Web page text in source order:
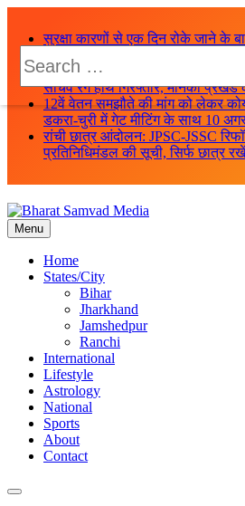
content
सुरक्षा कारणों से एक दिन रोके जाने के
1,800 से अधिक श्रद्धालुओं का नया
लातेहार में ACB की बड़ी कार्रवाई: 10
सचिव रंगे हाथ गिरफ्तार, मनिका प्रखंड
12वें वेतन समझौते की मांग को लेकर
डकरा-चुरी में गेट मीटिंग के साथ 10
रांची छात्र आंदोलन: JPSC-JSSC
प्रतिनिधिमंडल की सूची, सिर्फ छात्र
Bharat Samvad Media
Menu
Home
States/City
Bihar
Jharkhand
Jamshedpur
Ranchi
International
Lifestyle
Astrology
National
Sports
About
Contact
for: